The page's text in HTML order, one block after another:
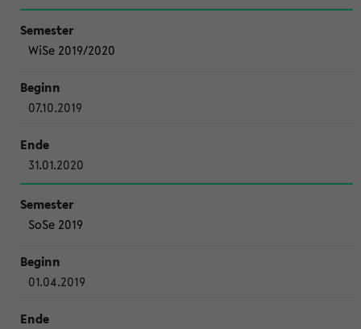
WiSe 2019/2020
07.10.2019
31.01.2020
SoSe 2019
01.04.2019